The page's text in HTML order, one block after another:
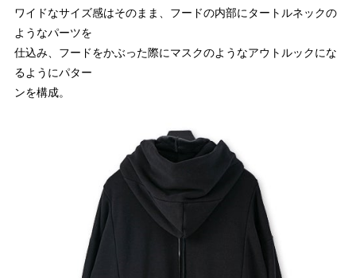
ワイドなサイズ感はそのまま、フードの内部にタートルネックの
ようなパーツを
仕込み、フードをかぶった際にマスクのようなアウトルックにな
るようにパター
ンを構成。